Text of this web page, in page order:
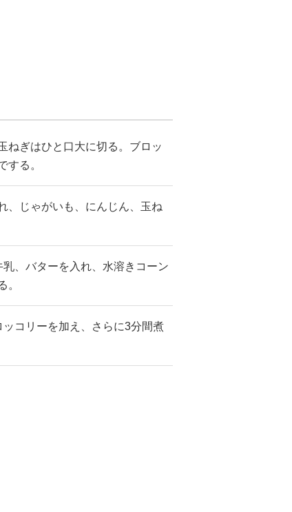
ねぎはひと口大に切る。ブロッ
する。
、じゃがいも、にんじん、玉ね
、バターを入れ、水溶きコーン
。
コリーを加え、さらに3分間煮